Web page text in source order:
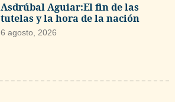
Asdrúbal Aguiar:El fin de las
tutelas y la hora de la nación
6 agosto, 2026